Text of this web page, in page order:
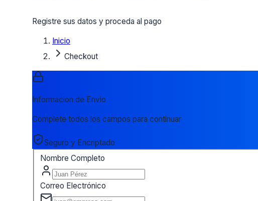
Registre sus datos y proceda al pago
Inicio
Checkout
Informacion de Envio
Complete todos los campos para continuar
Seguro y Encriptado
Nombre Completo
Correo Electrónico